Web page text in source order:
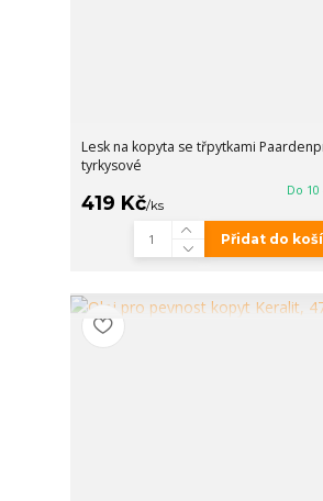
Lesk na kopyta se třpytkami
tyrkysové
419 Kč/ks
Do
Přidat do